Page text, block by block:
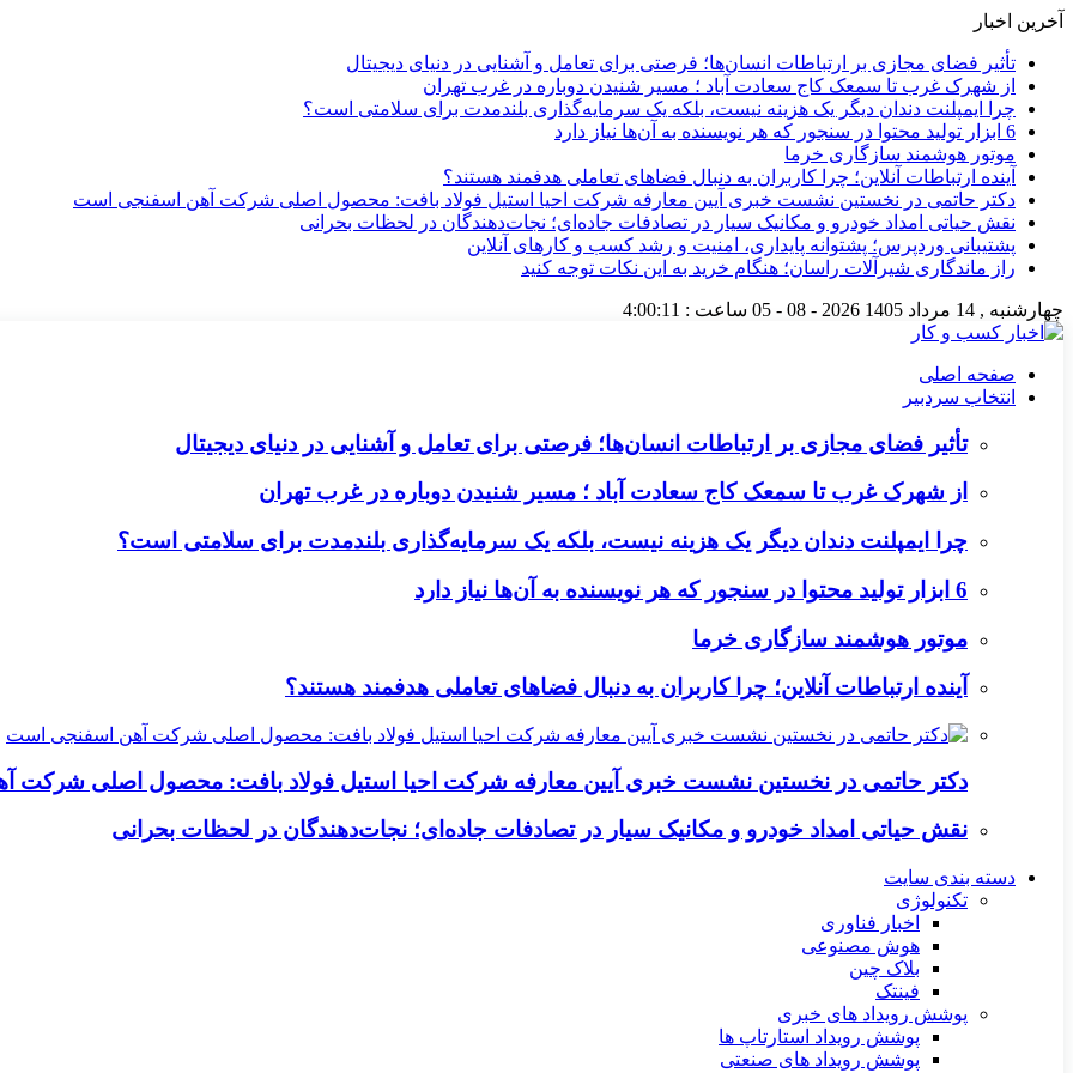
آخرین اخبار
تأثیر فضای مجازی بر ارتباطات انسان‌ها؛ فرصتی برای تعامل و آشنایی در دنیای دیجیتال
از شهرک غرب تا سمعک کاج سعادت آباد ؛ مسیر شنیدن دوباره در غرب تهران
چرا ایمپلنت دندان دیگر یک هزینه نیست، بلکه یک سرمایه‌گذاری بلندمدت برای سلامتی است؟
6 ابزار تولید محتوا در سنجور که هر نویسنده به آن‌ها نیاز دارد
موتور هوشمند سازگاری خرما
آینده ارتباطات آنلاین؛ چرا کاربران به دنبال فضاهای تعاملی هدفمند هستند؟
دکتر حاتمی در نخستین نشست خبری آیین معارفه شرکت احیا استیل فولاد بافت: محصول اصلی شرکت آهن اسفنجی است
نقش حیاتی امداد خودرو و مکانیک سیار در تصادفات جاده‌ای؛ نجات‌دهندگان در لحظات بحرانی
پشتیبانی وردپرس؛ پشتوانه پایداری، امنیت و رشد کسب‌ و کارهای آنلاین
راز ماندگاری شیرآلات راسان؛ هنگام خرید به این نکات توجه کنید
چهارشنبه , 14 مرداد 1405 2026 - 08 - 05 ساعت : 4:00:11
صفحه اصلی
انتخاب سردبیر
تأثیر فضای مجازی بر ارتباطات انسان‌ها؛ فرصتی برای تعامل و آشنایی در دنیای دیجیتال
از شهرک غرب تا سمعک کاج سعادت آباد ؛ مسیر شنیدن دوباره در غرب تهران
چرا ایمپلنت دندان دیگر یک هزینه نیست، بلکه یک سرمایه‌گذاری بلندمدت برای سلامتی است؟
6 ابزار تولید محتوا در سنجور که هر نویسنده به آن‌ها نیاز دارد
موتور هوشمند سازگاری خرما
آینده ارتباطات آنلاین؛ چرا کاربران به دنبال فضاهای تعاملی هدفمند هستند؟
دکتر حاتمی در نخستین نشست خبری آیین معارفه شرکت احیا استیل فولاد بافت: محصول اصلی شرکت
نقش حیاتی امداد خودرو و مکانیک سیار در تصادفات جاده‌ای؛ نجات‌دهندگان در لحظات بحرانی
دسته بندی سایت
تکنولوژی
اخبار فناوری
هوش مصنوعی
بلاک چین
فینتک
پوشش رویداد های خبری
پوشش رویداد استارتاپ ها
پوشش رویداد های صنعتی